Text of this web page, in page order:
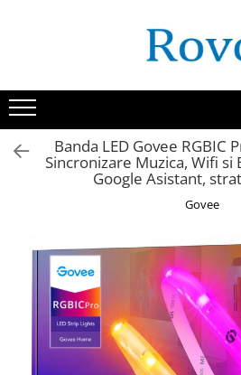
Banda LED Govee RGBIC
Sincronizare Muzica, Wifi si
Google Asistant,
Govee